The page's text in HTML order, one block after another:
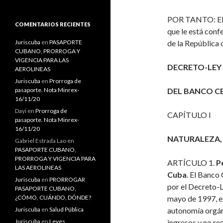
POR TANTO:
que le está
de la República
DECRETO-
DEL BANCO
CAPÍTULO I
ARTÍCULO 1.
Cuba. El Banco
por el Decreto-
mayo de 1997,
autonomía
a
:
COMENTARIOS RECIENTES
Juriscuba en PASAPORTE
CUBANO, PRORROGA Y
VIGENCIA PARA LAS
AEROLINEAS
Juriscuba en Prorroga de
pasaporte. Nota Minrex-
16/11/20
Dayi en Prorroga de
pasaporte. Nota Minrex-
16/11/20
Gabriel Estrada Lao en
PASAPORTE CUBANO,
PRORROGA Y VIGENCIA PARA
LAS AEROLINEAS
Juriscuba en PRORROGAR
PASAPORTE CUBANO,
¿CÓMO, CUÁNDO, DÓNDE?
Juriscuba en Salud Pública
Juriscuba en Leyes